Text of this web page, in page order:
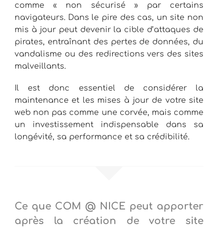
comme « non sécurisé » par certains
navigateurs. Dans le pire des cas, un site non
mis à jour peut devenir la cible d’attaques de
pirates, entraînant des pertes de données, du
vandalisme ou des redirections vers des sites
malveillants.
Il est donc essentiel de considérer la
maintenance et les mises à jour de votre site
web non pas comme une corvée, mais comme
un investissement indispensable dans sa
longévité, sa performance et sa crédibilité.
Ce que COM @ NICE peut apporter
après la création de votre site